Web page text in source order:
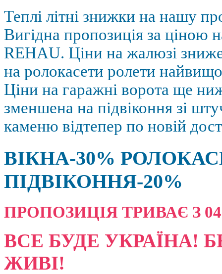
Теплі літні знижки на нашу
Вигідна пропозиція за ціною
REHAU. Ціни на жалюзі
на ролокасети ролети
Ціни на гаражні ворота ще
зменшена на підвіконня зі
каменю відтепер по новій
ВІКНА-30%
ПІДВІКОННЯ-20%
ПРОПОЗИЦІЯ ТРИВАЄ З
ВСЕ БУДЕ УКРАЇНА!
ЖИВІ!